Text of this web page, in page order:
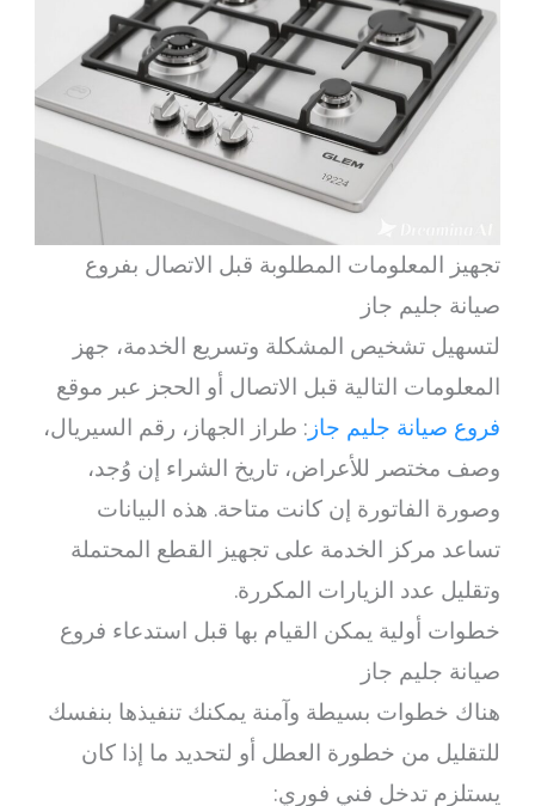
تجهيز المعلومات المطلوبة قبل الاتصال بفروع
صيانة جليم جاز
لتسهيل تشخيص المشكلة وتسريع الخدمة، جهز
المعلومات التالية قبل الاتصال أو الحجز عبر موقع
فروع صيانة جليم جاز : طراز الجهاز، رقم السيريال،
وصف مختصر للأعراض، تاريخ الشراء إن وُجد،
وصورة الفاتورة إن كانت متاحة. هذه البيانات
تساعد مركز الخدمة على تجهيز القطع المحتملة
وتقليل عدد الزيارات المكررة.
خطوات أولية يمكن القيام بها قبل استدعاء فروع
صيانة جليم جاز
هناك خطوات بسيطة وآمنة يمكنك تنفيذها بنفسك
للتقليل من خطورة العطل أو لتحديد ما إذا كان
يستلزم تدخل فني فوري: